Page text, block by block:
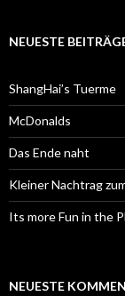
e
c
h
:
NEUESTE
ShangHai’s Tuerme
McDonalds
Das Ende naht
Kleiner Nachtrag
Its more Fun in the
NEUESTE